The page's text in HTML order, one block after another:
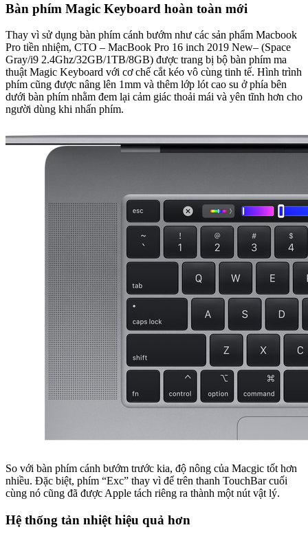
Bàn phím Magic Keyboard hoàn toàn mới
Thay vì sử dụng bàn phím cánh bướm như các sản phẩm Macbook
Pro tiền nhiệm, CTO – MacBook Pro 16 inch 2019 New– (Space
Gray/i9 2.4Ghz/32GB/1TB/8GB) được trang bị bộ bàn phím ma
thuật Magic Keyboard với cơ chế cắt kéo vô cùng tinh tế. Hình trình
phím cũng được nâng lên 1mm và thêm lớp lót cao su ở phía bên
dưới bàn phím nhằm đem lại cảm giác thoải mái và yên tĩnh hơn cho
người dùng khi nhấn phím.
So với bàn phím cánh bướm trước kia, độ nông của Macgic tốt hơn
nhiều. Đặc biệt, phím “Exc” thay vì để trên thanh TouchBar cuối
cùng nó cũng đã được Apple tách riêng ra thành một nút vật lý.
Hệ thống tản nhiệt hiệu quả hơn